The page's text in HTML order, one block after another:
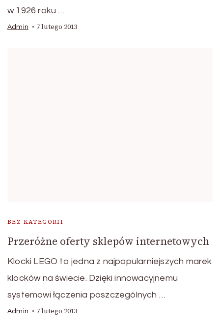
w 1926 roku …
Admin 7 lutego 2013
BEZ KATEGORII
Przeróżne oferty sklepów internetowych
Klocki LEGO to jedna z najpopularniejszych marek
klocków na świecie. Dzięki innowacyjnemu
systemowi łączenia poszczególnych …
Admin 7 lutego 2013